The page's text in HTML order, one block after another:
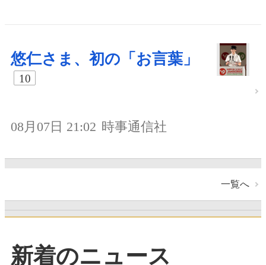
悠仁さま、初の「お言葉」
10
08月07日 21:02 時事通信社
一覧へ
新着のニュース